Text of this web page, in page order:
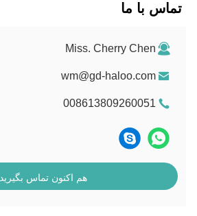
تماس با ما
Miss. Cherry Chen
wm@gd-haloo.com
008613809260051
هم اکنون تماس بگیرید